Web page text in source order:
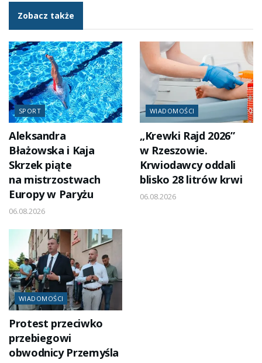
Zobacz także
SPORT
Aleksandra
Błażowska i Kaja
Skrzek piąte
na mistrzostwach
Europy w Paryżu
06.08.2026
WIADOMOŚCI
„Krewki Rajd 2026”
w Rzeszowie.
Krwiodawcy oddali
blisko 28 litrów krwi
06.08.2026
WIADOMOŚCI
Protest przeciwko
przebiegowi
obwodnicy Przemyśla